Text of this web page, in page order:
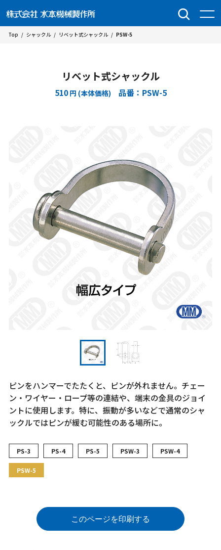
Top / シャックル / リベット式シャックル / PSW-5
リベット式シャックル
510 円 (本体価格) 品番：PSW-5
ピンをハンマーでたたくと、ピンが外れません。チェー
ン・ワイヤー・ロープ等の連結や、端末の金具のジョイ
ントに使用します。特に、振動が多いなどで通常のシャ
ックルではピンが緩む可能性のある場所に。
PS-3 PS-4 PS-5 PSW-3 PSW-4
PSW-5
このページを印刷する